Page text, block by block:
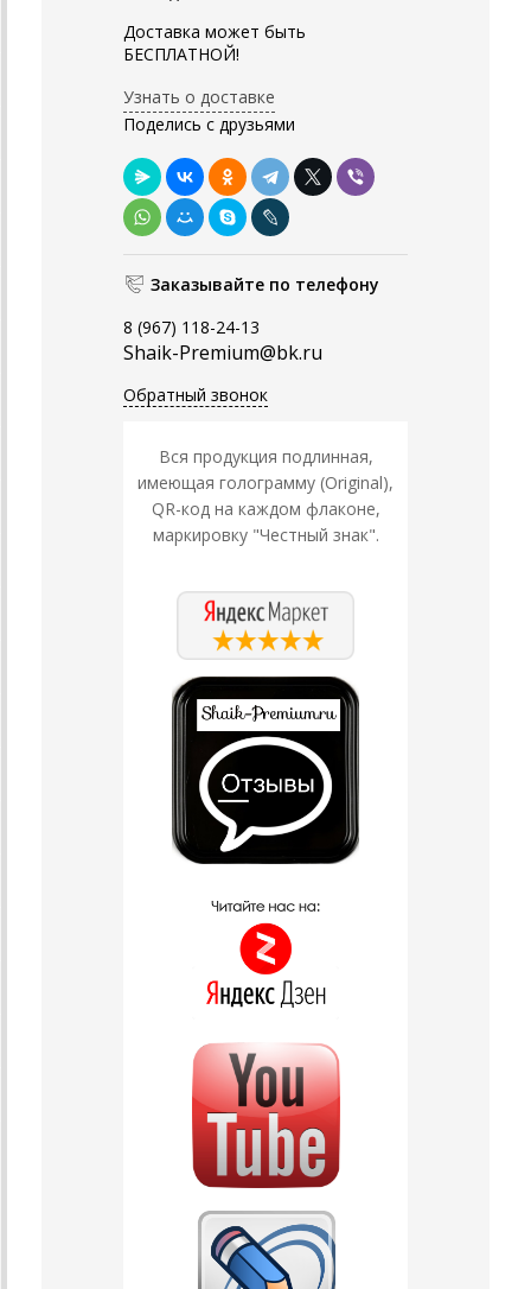
Доставка может быть
БЕСПЛАТНОЙ!
Узнать о доставке
Поделись с друзьями
Заказывайте по телефону
8 (967) 118-24-13
Shaik-Premium@bk.ru
Обратный звонок
Вся продукция подлинная,
имеющая голограмму (Original),
QR-код на каждом флаконе,
маркировку "Честный знак".